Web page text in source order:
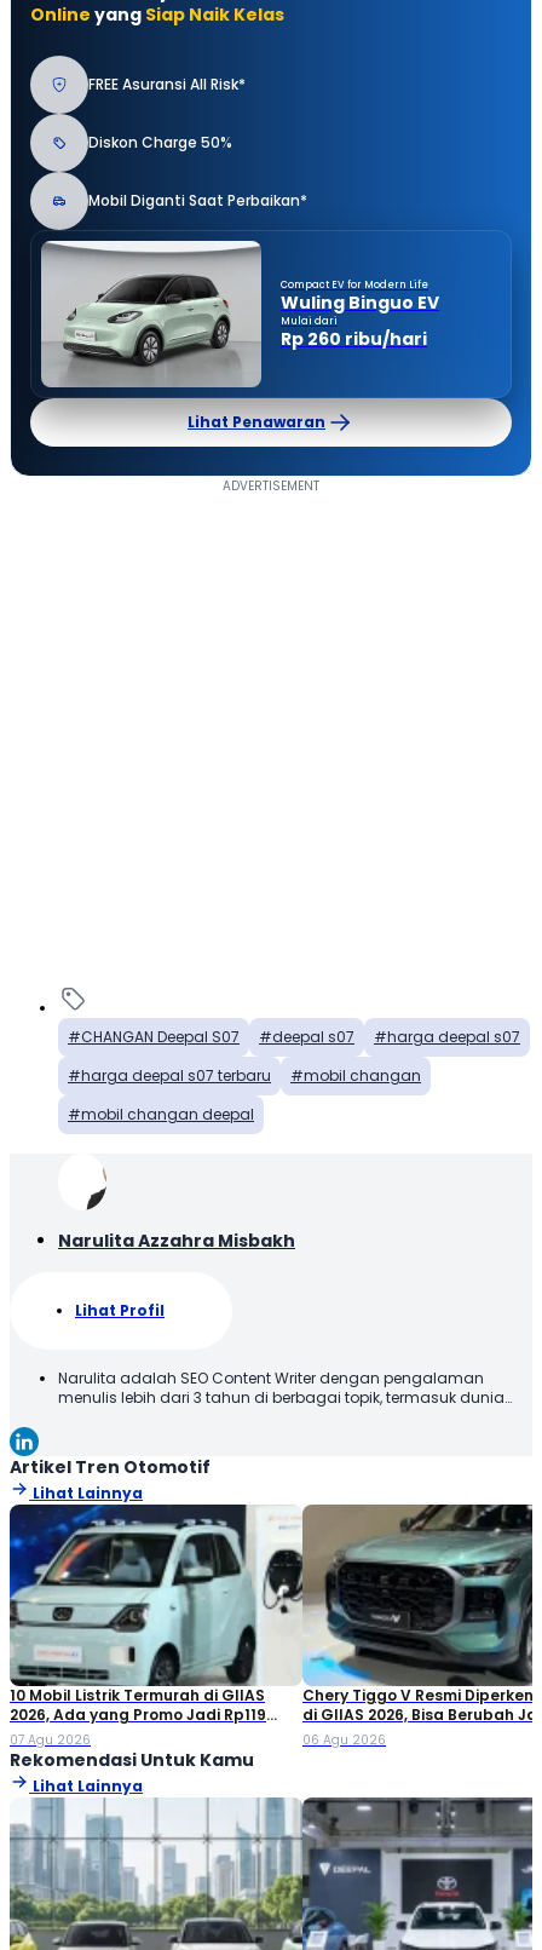
Online yang Siap Naik Kelas
FREE Asuransi All Risk*
Diskon Charge 50%
Mobil Diganti Saat Perbaikan*
Compact EV for Modern Life
Wuling Binguo EV
Mulai dari
Rp 260 ribu/hari
Lihat Penawaran
CHANGAN Deepal S07 deepal s07
harga deepal s07
harga deepal s07 terbaru
mobil changan
mobil changan deepal
Narulita Azzahra Misbakh
Lihat Profil
Narulita adalah SEO Content Writer dengan pengalaman
menulis lebih dari 3 tahun di berbagai topik, termasuk dunia
kepada para pembaca. Terima kasih telah membaca karya
tulis saya, semoga tulisan ini bisa bermanfaat!
Artikel Tren Otomotif
Lihat Lainnya
10 Mobil Listrik Termurah di GIIAS
2026, Ada yang Promo Jadi Rp119
Jutaan!
07 Agu 2026
Chery Tiggo V Resmi
di GIIAS 2026, Bisa Berubah
Double Cabin
06 Agu 2026
Rekomendasi Untuk Kamu
Lihat Lainnya